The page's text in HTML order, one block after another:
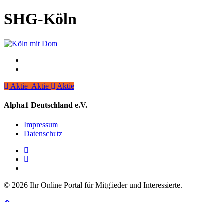
SHG-Köln
Aktie
Aktie Aktie Aktie
Alpha1 Deutschland e.V.
Impressum
Datenschutz
linkedin
instagram
© 2026 Ihr Online Portal für Mitglieder und Interessierte.